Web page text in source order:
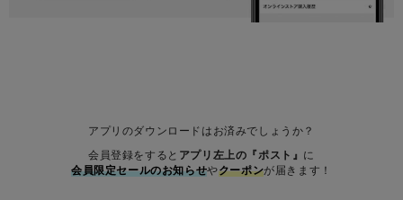
アプリのダウンロードはお済みでしょうか？
会員登録をすると アプリ左上の『ポスト』 に
会員限定セールのお知らせやクーポンが届きます！